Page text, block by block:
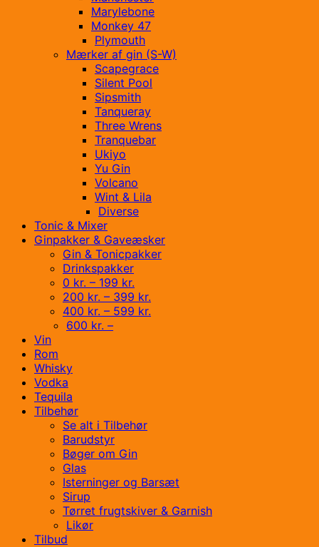
Marylebone
Monkey 47
Plymouth
Mærker af gin (S-W)
Scapegrace
Silent Pool
Sipsmith
Tanqueray
Three Wrens
Tranquebar
Ukiyo
Yu Gin
Volcano
Wint & Lila
Diverse
Tonic & Mixer
Ginpakker & Gaveæsker
Gin & Tonicpakker
Drinkspakker
0 kr. – 199 kr.
200 kr. – 399 kr.
400 kr. – 599 kr.
600 kr. –
Vin
Rom
Whisky
Vodka
Tequila
Tilbehør
Se alt i Tilbehør
Barudstyr
Bøger om Gin
Glas
Isterninger og Barsæt
Sirup
Tørret frugtskiver & Garnish
Likør
Tilbud